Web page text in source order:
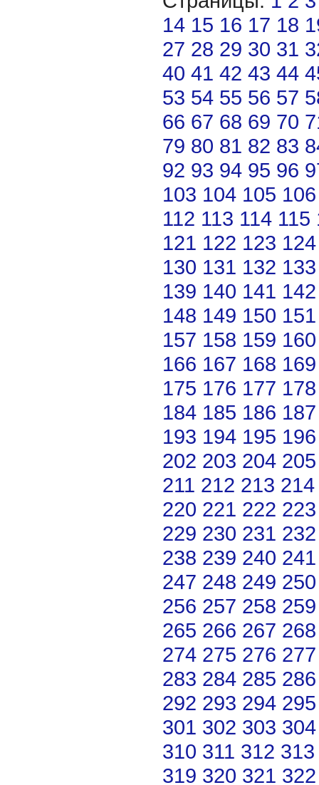
14 15 16 17 18
27 28 29 30 31
40 41 42 43 44
53 54 55 56 57
66 67 68 69 70
79 80 81 82 83
92 93 94 95 96
103 104 105 106
112 113 114 115
121 122 123 124
130 131 132 133
139 140 141 142
148 149 150 151
157 158 159 160
166 167 168 169
175 176 177 178
184 185 186 187
193 194 195 196
202 203 204 205
211 212 213 214
220 221 222 223
229 230 231 232
238 239 240 241
247 248 249 250
256 257 258 259
265 266 267 268
274 275 276 277
283 284 285 286
292 293 294 295
301 302 303 304
310 311 312 313
319 320 321 322